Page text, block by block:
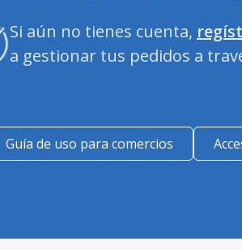
Si aún no tienes cuenta,
a gestionar tus pedidos a
Guía de uso para comercios